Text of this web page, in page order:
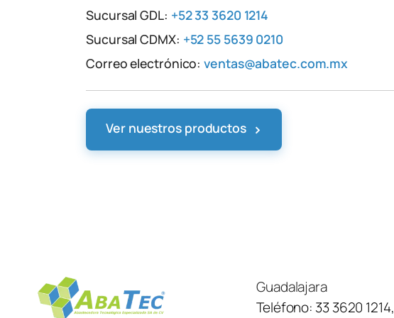
Sucursal GDL: +52 33 3620 1214
Sucursal CDMX: +52 55 5639 0210
Correo electrónico:ventas@abatec.com.mx
Ver nuestros productos ›
Guadalajara
Teléfono: 33 3620 1214,